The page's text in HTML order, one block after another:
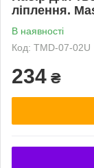
ліплення.
В наявності
Код: TMD-07-02U
234 ₴